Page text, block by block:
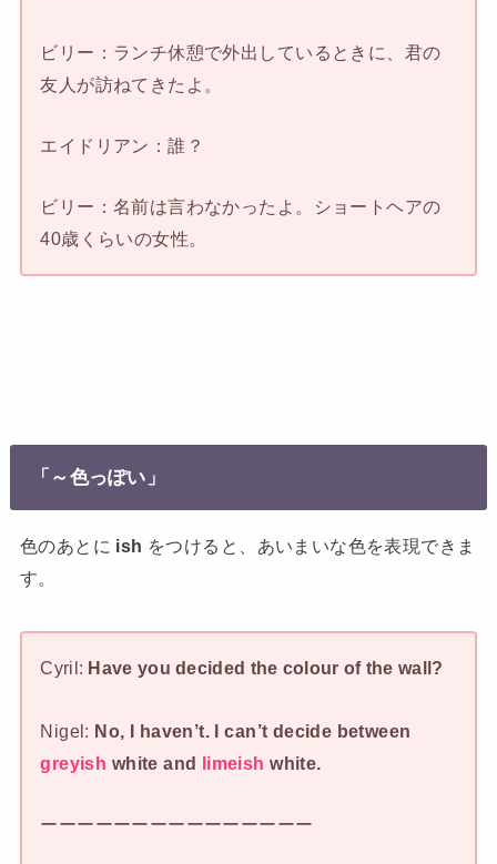
ビリー：ランチ休憩で外出しているときに、君の
友人が訪ねてきたよ。
エイドリアン：誰？
ビリー：名前は言わなかったよ。ショートヘアの
40歳くらいの女性。
「～色っぽい」
色のあとに ish をつけると、あいまいな色を表現できま
す。
Cyril: Have you decided the colour of the wall?
Nigel: No, I haven’t. I can’t decide between
greyish white and limeish white.
ーーーーーーーーーーーーーーー